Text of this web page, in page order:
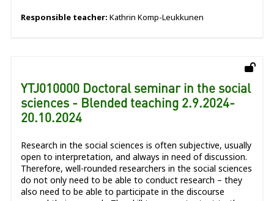
Responsible teacher: Kathrin Komp-Leukkunen
YTJ010000 Doctoral seminar in the social
sciences - Blended teaching 2.9.2024-
20.10.2024
Research in the social sciences is often subjective, usually
open to interpretation, and always in need of discussion.
Therefore, well-rounded researchers in the social sciences
do not only need to be able to conduct research – they
also need to be able to participate in the discourse